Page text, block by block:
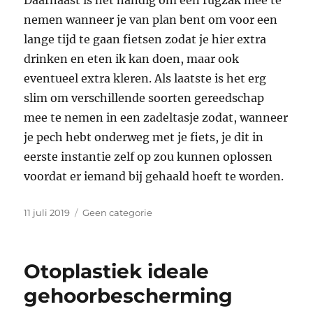
nemen wanneer je van plan bent om voor een
lange tijd te gaan fietsen zodat je hier extra
drinken en eten ik kan doen, maar ook
eventueel extra kleren. Als laatste is het erg
slim om verschillende soorten gereedschap
mee te nemen in een zadeltasje zodat, wanneer
je pech hebt onderweg met je fiets, je dit in
eerste instantie zelf op zou kunnen oplossen
voordat er iemand bij gehaald hoeft te worden.
Geplaatst
11 juli 2019 Categorieën
Geen categorie
Otoplastiek ideale
gehoorbescherming